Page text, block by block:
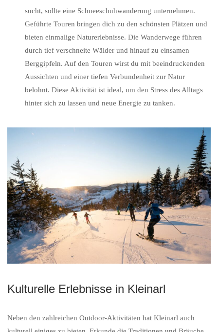
sucht, sollte eine Schneeschuhwanderung unternehmen.
Geführte Touren bringen dich zu den schönsten Plätzen und
bieten einmalige Naturerlebnisse. Die Wanderwege führen
durch tief verschneite Wälder und hinauf zu einsamen
Berggipfeln. Auf den Touren wirst du mit beeindruckenden
Aussichten und einer tiefen Verbundenheit zur Natur
belohnt. Diese Aktivität ist ideal, um den Stress des Alltags
hinter sich zu lassen und neue Energie zu tanken.
Kulturelle Erlebnisse in Kleinarl
Neben den zahlreichen Outdoor-Aktivitäten hat Kleinarl auch